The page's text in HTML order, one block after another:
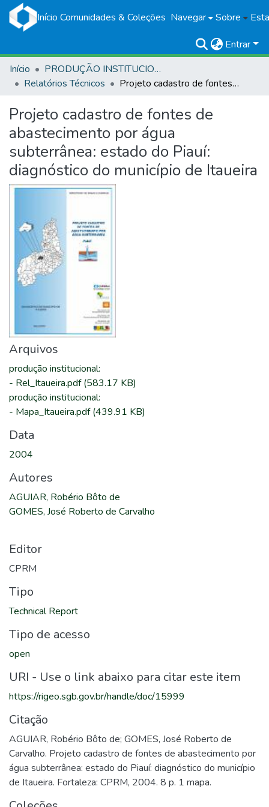
Início Comunidades & Coleções Navegar Sobre
Entrar
Início
PRODUÇÃO INSTITUCIONAL
Relatórios Técnicos
Projeto cadastro de fontes de abastecimento por água subterrânea: estado do Piauí: diagnóstico do município de Itaueira
Projeto cadastro de fontes de
abastecimento por água
subterrânea: estado do Piauí:
diagnóstico do município de Itaueira
Arquivos
produção institucional:
- Rel_Itaueira.pdf(583.17 KB)
produção institucional:
- Mapa_Itaueira.pdf(439.91 KB)
Data
2004
Autores
AGUIAR, Robério Bôto de
GOMES, José Roberto de Carvalho
Editor
CPRM
Tipo
Technical Report
Tipo de acesso
open
URI - Use o link abaixo para citar este item
https://rigeo.sgb.gov.br/handle/doc/15999
Citação
AGUIAR, Robério Bôto de; GOMES, José Roberto de
Carvalho. Projeto cadastro de fontes de abastecimento por
água subterrânea: estado do Piauí: diagnóstico do município
de Itaueira. Fortaleza: CPRM, 2004. 8 p. 1 mapa.